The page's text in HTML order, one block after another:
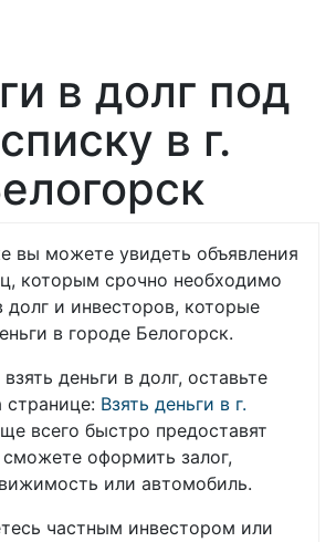
в долг под
в г.
вы можете увидеть объявления
которым срочно необходимо
долг и инвесторов, которые
в городе Белогорск.
деньги в долг, оставьте
странице: Взять деньги в г.
всего быстро предоставят
оформить залог,
или автомобиль.
частным инвестором или